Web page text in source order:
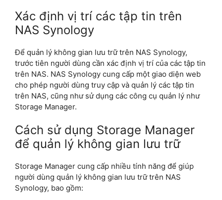
Xác định vị trí các tập tin trên
NAS Synology
Để quản lý không gian lưu trữ trên NAS Synology,
trước tiên người dùng cần xác định vị trí của các tập tin
trên NAS. NAS Synology cung cấp một giao diện web
cho phép người dùng truy cập và quản lý các tập tin
trên NAS, cũng như sử dụng các công cụ quản lý như
Storage Manager.
Cách sử dụng Storage Manager
để quản lý không gian lưu trữ
Storage Manager cung cấp nhiều tính năng để giúp
người dùng quản lý không gian lưu trữ trên NAS
Synology, bao gồm: